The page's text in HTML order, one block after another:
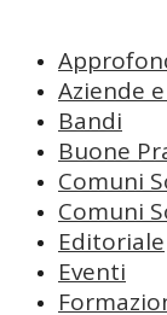
Aziende
Bandi
Buone
Comuni
Comuni
Editoriale
Eventi